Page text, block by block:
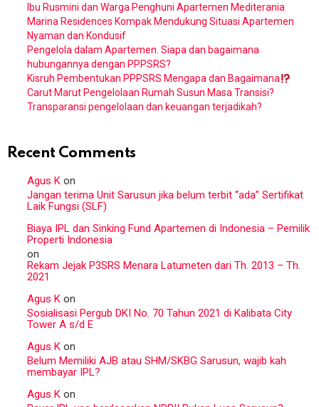
Ibu Rusmini dan Warga Penghuni Apartemen Mediterania
Marina Residences Kompak Mendukung Situasi Apartemen
Nyaman dan Kondusif
Pengelola dalam Apartemen. Siapa dan bagaimana
hubungannya dengan PPPSRS?
Kisruh Pembentukan PPPSRS Mengapa dan Bagaimana
Carut Marut Pengelolaan Rumah Susun Masa Transisi?
Transparansi pengelolaan dan keuangan terjadikah?
Recent Comments
Agus K on
Jangan terima Unit Sarusun jika belum terbit “ada” Sertifikat
Laik Fungsi (SLF)
Biaya IPL dan Sinking Fund Apartemen di Indonesia – Pemilik
Properti Indonesia
on
Rekam Jejak P3SRS Menara Latumeten dari Th. 2013 – Th.
2021
Agus K on
Sosialisasi Pergub DKI No. 70 Tahun 2021 di Kalibata City
Tower A s/d E
Agus K on
Belum Memiliki AJB atau SHM/SKBG Sarusun, wajib kah
membayar IPL?
Agus K on